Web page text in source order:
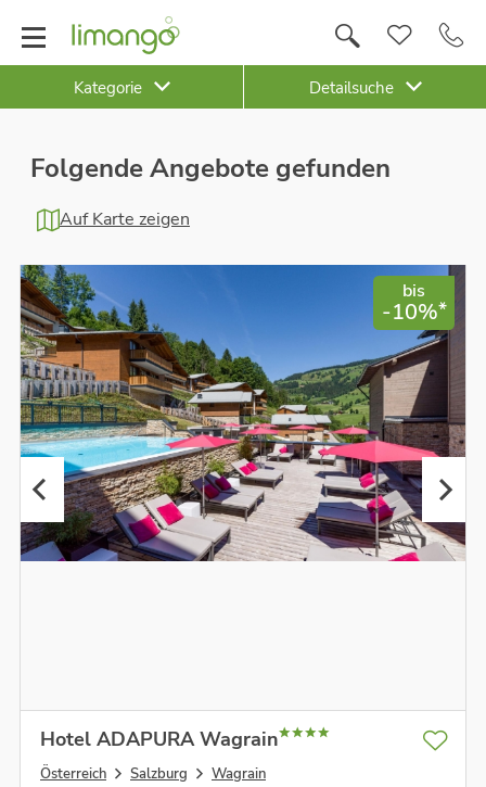
Kategorie Detailsuche
Folgende Angebote gefunden
Auf Karte zeigen
bis
-10%*
Hotel ADAPURA Wagrain
Österreich Salzburg
Wagrain